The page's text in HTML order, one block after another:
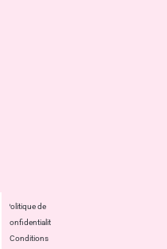
Politique de
confidentialité
Conditions